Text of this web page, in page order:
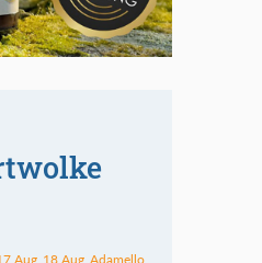
Aug 18 Aug Adamello